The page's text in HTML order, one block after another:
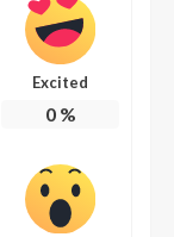
Excited
0%